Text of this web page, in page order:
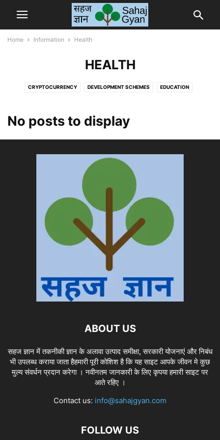
Home Information Health
HEALTH
CRYPTOCURRENCY DEVELOPMENT SCHEMES EDUCATION
TOOLS
No posts to display
ABOUT US
सहज ज्ञान में तकनीकी ज्ञान के अलावा उत्पाद समीक्षा, सरकारी योजनाएं और निबंध
भी उपलब्ध कराया जाता हैहमारी पूरी कोशिश है कि यह साइट आपके जीवन मे कुछ
मुल्य संवर्धन प्रदान करेगा । नवीनतम जानकारी के लिए कृपया हमारी साइट पर
आते रहिए ।
Contact us: info@sahajgyan.com
FOLLOW US